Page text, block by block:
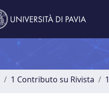
1 Contributo su Rivista